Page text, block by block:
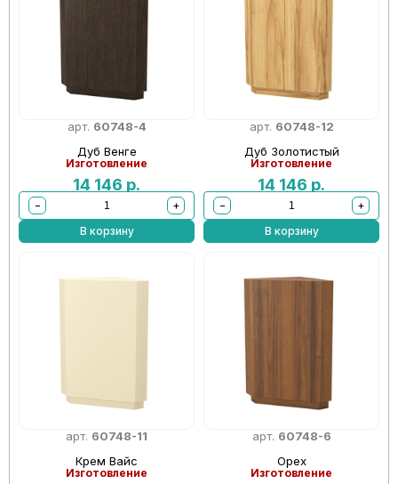
арт. 60748-4
Дуб Венге
Изготовление
14 146 р.
−
+
В корзину
арт. 60748-12
Дуб Золотистый
Изготовление
14 146 р.
−
+
В корзину
арт. 60748-11
Крем Вайс
Изготовление
арт. 60748-6
Орех
Изготовление